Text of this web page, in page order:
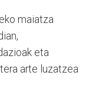
maiatza
eta
arte luzatzea